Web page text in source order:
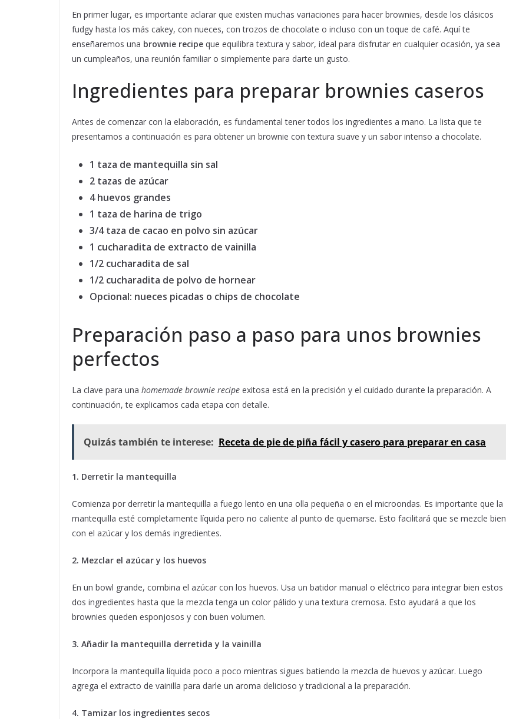
En primer lugar, es importante aclarar que existen muchas variaciones para hacer brownies, desde los clásicos
fudgy hasta los más cakey, con nueces, con trozos de chocolate o incluso con un toque de café. Aquí te
enseñaremos una brownie recipe que equilibra textura y sabor, ideal para disfrutar en cualquier ocasión, ya sea
un cumpleaños, una reunión familiar o simplemente para darte un gusto.
Ingredientes para preparar brownies caseros
Antes de comenzar con la elaboración, es fundamental tener todos los ingredientes a mano. La lista que te
presentamos a continuación es para obtener un brownie con textura suave y un sabor intenso a chocolate.
1 taza de mantequilla sin sal
2 tazas de azúcar
4 huevos grandes
1 taza de harina de trigo
3/4 taza de cacao en polvo sin azúcar
1 cucharadita de extracto de vainilla
1/2 cucharadita de sal
1/2 cucharadita de polvo de hornear
Opcional: nueces picadas o chips de chocolate
Preparación paso a paso para unos brownies
perfectos
La clave para una homemade brownie recipe exitosa está en la precisión y el cuidado durante la preparación. A
continuación, te explicamos cada etapa con detalle.
Quizás también te interese: Receta de pie de piña fácil y casero para preparar en casa
1. Derretir la mantequilla
Comienza por derretir la mantequilla a fuego lento en una olla pequeña o en el microondas. Es importante que la
mantequilla esté completamente líquida pero no caliente al punto de quemarse. Esto facilitará que se mezcle bien
con el azúcar y los demás ingredientes.
2. Mezclar el azúcar y los huevos
En un bowl grande, combina el azúcar con los huevos. Usa un batidor manual o eléctrico para integrar bien estos
dos ingredientes hasta que la mezcla tenga un color pálido y una textura cremosa. Esto ayudará a que los
brownies queden esponjosos y con buen volumen.
3. Añadir la mantequilla derretida y la vainilla
Incorpora la mantequilla líquida poco a poco mientras sigues batiendo la mezcla de huevos y azúcar. Luego
agrega el extracto de vainilla para darle un aroma delicioso y tradicional a la preparación.
4. Tamizar los ingredientes secos